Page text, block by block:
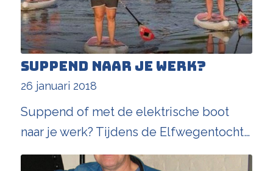
Suppend naar je werk?
26 januari 2018
Suppend of met de elektrische boot
naar je werk? Tijdens de Elfwegentocht…